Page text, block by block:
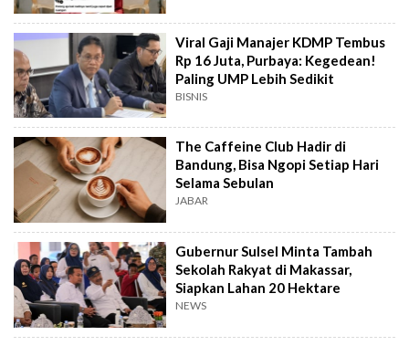
Viral Gaji Manajer KDMP Tembus
Rp 16 Juta, Purbaya: Kegedean!
Paling UMP Lebih Sedikit
BISNIS
The Caffeine Club Hadir di
Bandung, Bisa Ngopi Setiap Hari
Selama Sebulan
JABAR
Gubernur Sulsel Minta Tambah
Sekolah Rakyat di Makassar,
Siapkan Lahan 20 Hektare
NEWS